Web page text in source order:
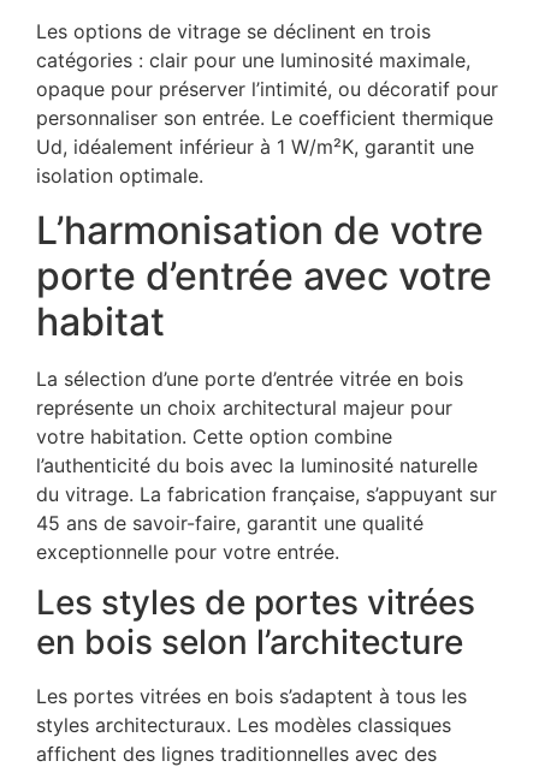
Les options de vitrage se déclinent en trois
catégories : clair pour une luminosité maximale,
opaque pour préserver l’intimité, ou décoratif pour
personnaliser son entrée. Le coefficient thermique
Ud, idéalement inférieur à 1 W/m²K, garantit une
isolation optimale.
L’harmonisation de votre
porte d’entrée avec votre
habitat
La sélection d’une porte d’entrée vitrée en bois
représente un choix architectural majeur pour
votre habitation. Cette option combine
l’authenticité du bois avec la luminosité naturelle
du vitrage. La fabrication française, s’appuyant sur
45 ans de savoir-faire, garantit une qualité
exceptionnelle pour votre entrée.
Les styles de portes vitrées
en bois selon l’architecture
Les portes vitrées en bois s’adaptent à tous les
styles architecturaux. Les modèles classiques
affichent des lignes traditionnelles avec des